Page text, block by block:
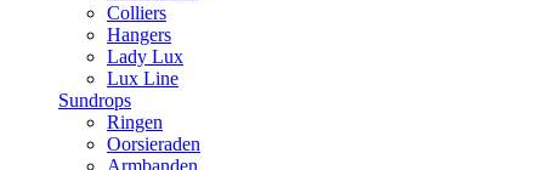
Colliers
Hangers
Lady Lux
Lux Line
Sundrops
Ringen
Oorsieraden
Armbanden